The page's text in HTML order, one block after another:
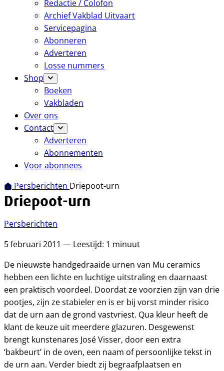
Redactie / Colofon
Archief Vakblad Uitvaart
Servicepagina
Abonneren
Adverteren
Losse nummers
Shop
Boeken
Vakbladen
Over ons
Contact
Adverteren
Abonnementen
Voor abonnees
Persberichten Driepoot-urn
Driepoot-urn
Persberichten
5 februari 2011 — Leestijd: 1 minuut
De nieuwste handgedraaide urnen van Mu ceramics
hebben een lichte en luchtige uitstraling en daarnaast
een praktisch voordeel. Doordat ze voorzien zijn van drie
pootjes, zijn ze stabieler en is er bij vorst minder risico
dat de urn aan de grond vastvriest. Qua kleur heeft de
klant de keuze uit meerdere glazuren. Desgewenst
brengt kunstenares José Visser, door een extra
‘bakbeurt’ in de oven, een naam of persoonlijke tekst in
de urn aan. Verder biedt zij begraafplaatsen en